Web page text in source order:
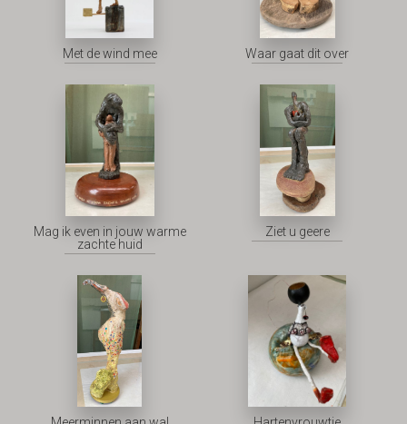
Met de wind mee Waar gaat dit over
Mag ik even in jouw warme
zachte huid
Ziet u geere